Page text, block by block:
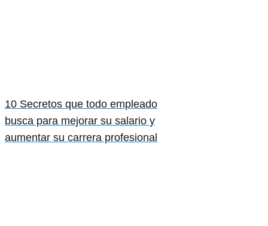
10 Secretos que todo empleado
busca para mejorar su salario y
aumentar su carrera profesional